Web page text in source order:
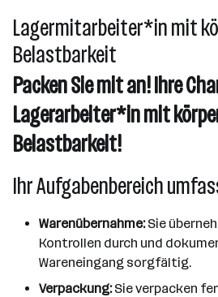
Lagermitarbeiter*in mit
Belastbarkeit
Packen Sie mit an! Ihre
Lagerarbeiter*in mit
Belastbarkeit!
Ihr Aufgabenbereich
Warenübernahme:Sie
Kontrollen durch und
Wareneingang sorgfältig.
Verpackung:Sie verpacken